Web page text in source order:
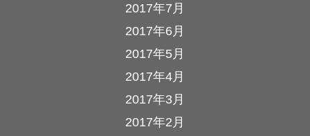
2017年7月
2017年6月
2017年5月
2017年4月
2017年3月
2017年2月